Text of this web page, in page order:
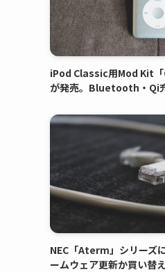
iPod Classic用Mod Kit
が発売。Bluetooth・Qi
NEC「Aterm」シリーズ
ームウェア更新か買い替